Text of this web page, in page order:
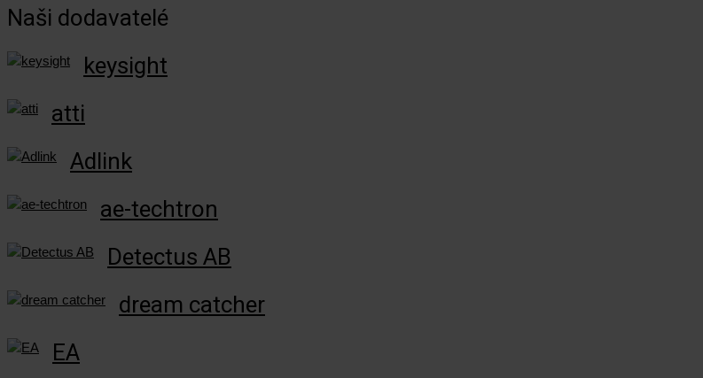
Naši dodavatelé
keysight
atti
Adlink
ae-techtron
Detectus AB
dream catcher
EA